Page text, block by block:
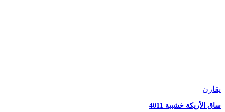
يقارن
ساق الأريكة خشبية 4011